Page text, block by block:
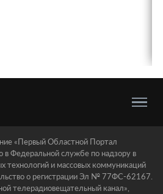
«Первый Областной Портал
в Федеральной службе по надзору в
технологий и массовых коммуникаций
о регистрации Эл № 77ФС-62167.
телерадиовещательный канал»,